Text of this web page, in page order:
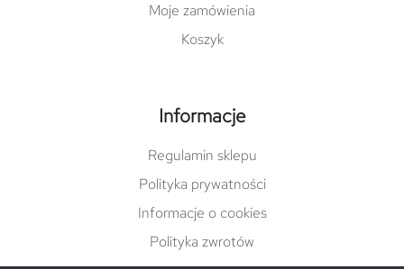
Moje zamówienia
Koszyk
Informacje
Regulamin sklepu
Polityka prywatności
Informacje o cookies
Polityka zwrotów